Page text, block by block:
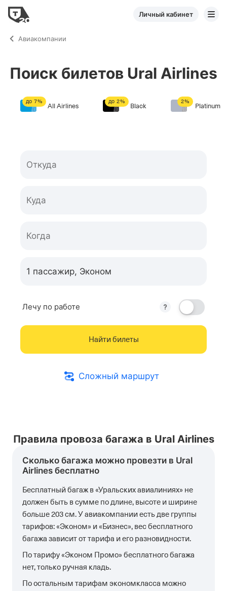
Личный кабинет
Авиакомпании
Поиск билетов Ural Airlines
до7%
All Airlines
до2%
Black
2%
Platinum
Откуда
Куда
Когда
Лечу по работе
Найти билеты
Сложный маршрут
Правила провоза багажа в Ural Airlines
Сколько багажа можно провезти в Ural
Airlines бесплатно
Бесплатный багаж в «Уральских авиалиниях» не
должен быть в сумме по длине, высоте и ширине
больше 203 см. У авиакомпании есть две группы
тарифов: «Эконом» и «Бизнес», вес бесплатного
багажа зависит от тарифа и его разновидности.
По тарифу «Эконом Промо» бесплатного багажа
нет, только ручная кладь.
По остальным тарифам экономкласса можно